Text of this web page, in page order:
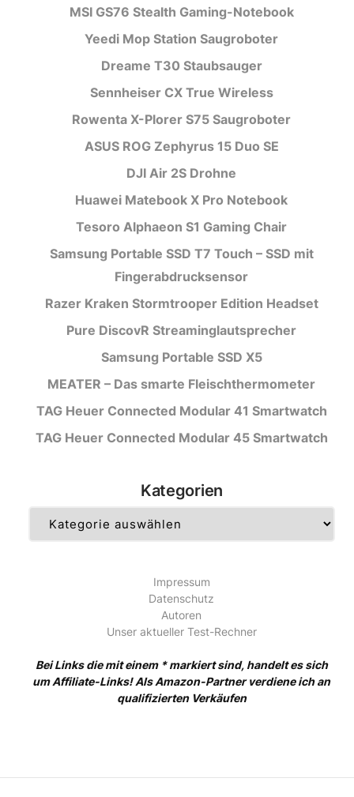
MSI GS76 Stealth Gaming-Notebook
Yeedi Mop Station Saugroboter
Dreame T30 Staubsauger
Sennheiser CX True Wireless
Rowenta X-Plorer S75 Saugroboter
ASUS ROG Zephyrus 15 Duo SE
DJI Air 2S Drohne
Huawei Matebook X Pro Notebook
Tesoro Alphaeon S1 Gaming Chair
Samsung Portable SSD T7 Touch – SSD mit
Fingerabdrucksensor
Razer Kraken Stormtrooper Edition Headset
Pure DiscovR Streaminglautsprecher
Samsung Portable SSD X5
MEATER – Das smarte Fleischthermometer
TAG Heuer Connected Modular 41 Smartwatch
TAG Heuer Connected Modular 45 Smartwatch
Kategorien
Impressum
Datenschutz
Autoren
Unser aktueller Test-Rechner
Bei Links die mit einem * markiert sind, handelt es sich
um Affiliate-Links! Als Amazon-Partner verdiene ich an
qualifizierten Verkäufen